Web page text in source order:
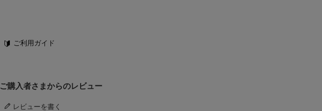
ご利用ガイド
ご購入者さまからのレビュー
レビューを書く